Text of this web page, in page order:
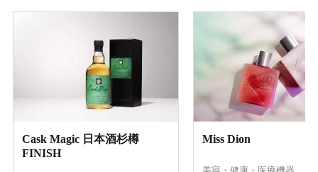
Cask Magic 日本酒杉樽
FINISH
Miss Dion